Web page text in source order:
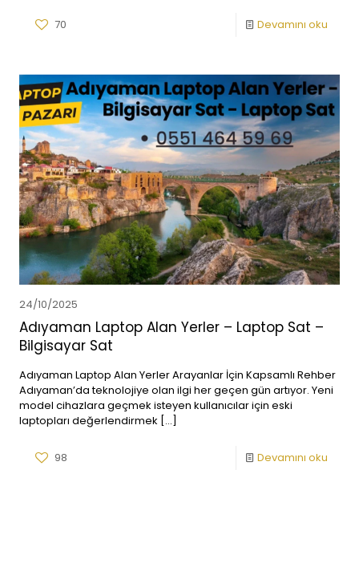
70 Devamını oku
24/10/2025
Adıyaman Laptop Alan Yerler – Laptop Sat –
Bilgisayar Sat
Adıyaman Laptop Alan Yerler Arayanlar İçin Kapsamlı Rehber
Adıyaman’da teknolojiye olan ilgi her geçen gün artıyor. Yeni
model cihazlara geçmek isteyen kullanıcılar için eski
laptopları değerlendirmek […]
98 Devamını oku